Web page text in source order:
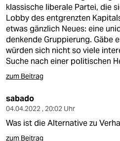
klassische liberale Partei, die
Lobby des entgrenzten
etwas gänzlich Neues: eine
denkende Gruppierung. Gäbe
würden sich nicht so viele
Suche nach einer politischen
zum Beitrag
sabado
04.04.2022 , 20:02 Uhr
Was ist die Alternative zu
zum Beitrag